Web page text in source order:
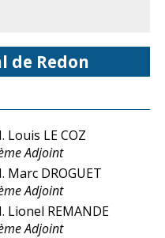
de Redon
Louis LE COZ
Adjoint
Marc DROGUET
Adjoint
Lionel REMANDE
Adjoint